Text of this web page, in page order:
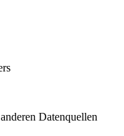
Datenquellen